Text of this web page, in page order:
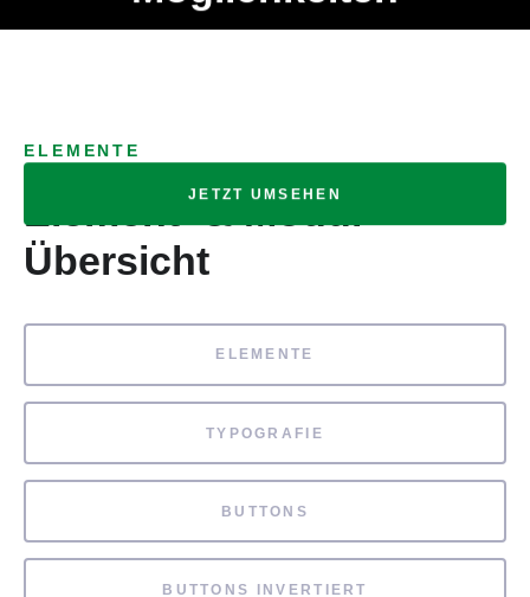
JETZT UMSEHEN
ELEMENTE
Element- & Modul-
Übersicht
ELEMENTE
TYPOGRAFIE
BUTTONS
BUTTONS INVERTIERT